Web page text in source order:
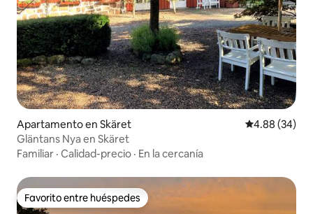
Apartamento en Skäret Calificación
4.88 (34)
Gläntans Nya en Skäret
Familiar · Calidad-precio · En la cercanía
Favorito entre huéspedes
Favorito entre huéspedes